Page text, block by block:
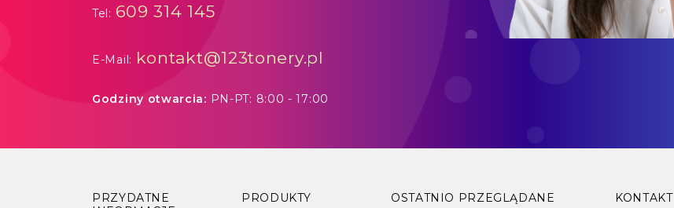
Tel: 609 314 145
E-Mail: kontakt@123tonery.pl
Godziny otwarcia: PN-PT: 8:00 - 17:00
PRZYDATNE
PRODUKTY OSTATNIO PRZEGLĄDANE KONTAKT